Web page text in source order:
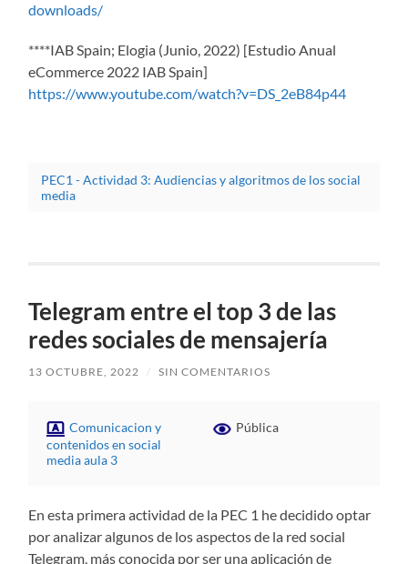
downloads/
****IAB Spain; Elogia (Junio, 2022) [Estudio Anual
eCommerce 2022 IAB Spain]
https://www.youtube.com/watch?v=DS_2eB84p44
PEC1 - Actividad 3: Audiencias y algoritmos de los social
media
Telegram entre el top 3 de las
redes sociales de mensajería
13 OCTUBRE, 2022 / SIN COMENTARIOS
Comunicacion y
contenidos en social
media aula 3
Pública
En esta primera actividad de la PEC 1 he decidido optar
por analizar algunos de los aspectos de la red social
Telegram, más conocida por ser una aplicación de